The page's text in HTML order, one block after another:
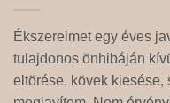
Ékszereimet egy éves
tulajdonos önhibáján
eltörése, kövek kiesése,